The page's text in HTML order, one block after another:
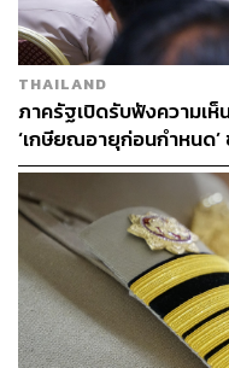
THAILAND
ภาครัฐเปิดรับฟังความเห็
‘เกษียณอายุก่อนกำหนด’